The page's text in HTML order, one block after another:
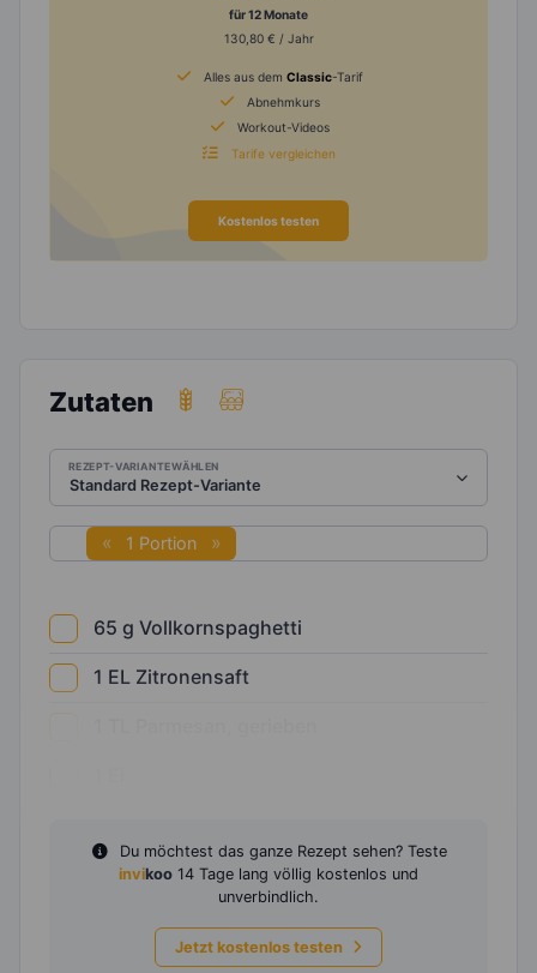
für 12 Monate
130,80 € / Jahr
Alles aus dem Classic-Tarif
Abnehmkurs
Workout-Videos
Tarife vergleichen
Kostenlos testen
Zutaten
REZEPT-VARIANTE WÄHLEN
1 Portion
65 g Vollkornspaghetti
1 EL Zitronensaft
Du möchtest das ganze Rezept sehen? Teste
invikoo 14 Tage lang völlig kostenlos und
unverbindlich.
Jetzt kostenlos testen